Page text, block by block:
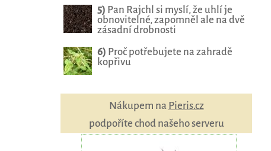
5) Pan Rajchl si myslí, že uhlí je
obnovitelné, zapomněl ale na dvě
zásadní drobnosti
6) Proč potřebujete na zahradě
kopřivu
Nákupem na Pieris.cz
podpoříte chod našeho serveru